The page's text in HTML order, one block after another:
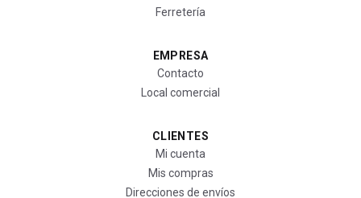
Ferretería
EMPRESA
Contacto
Local comercial
CLIENTES
Mi cuenta
Mis compras
Direcciones de envíos